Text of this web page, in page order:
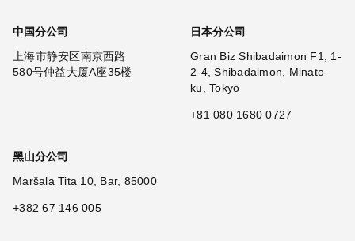
中国分公司
上海市静安区南京西路
580号仲益大厦A座35楼
日本分公司
Gran Biz Shibadaimon F1, 1-
2-4, Shibadaimon, Minato-
ku, Tokyo
+81 080 1680 0727
黑山分公司
Maršala Tita 10, Bar, 85000
+382 67 146 005